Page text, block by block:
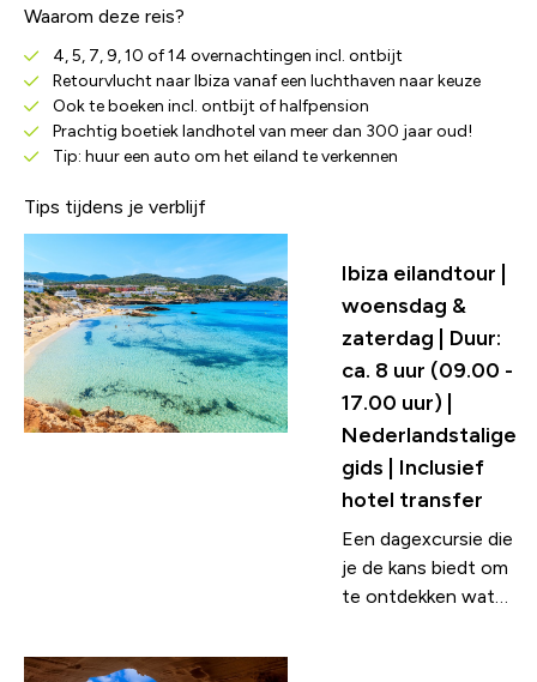
Waarom deze reis?
4, 5, 7, 9, 10 of 14 overnachtingen incl. ontbijt
Retourvlucht naar Ibiza vanaf een luchthaven naar keuze
Ook te boeken incl. ontbijt of halfpension
Prachtig boetiek landhotel van meer dan 300 jaar oud!
Tip: huur een auto om het eiland te verkennen
Tips tijdens je verblijf
Ibiza eilandtour |
woensdag &
zaterdag | Duur:
ca. 8 uur (09.00 -
17.00 uur) |
Nederlandstalige
gids | Inclusief
hotel transfer
Een dagexcursie die
je de kans biedt om
te ontdekken wat